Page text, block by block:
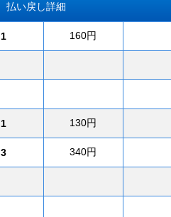
払い戻し詳細
1 160円
1 130円
3 340円